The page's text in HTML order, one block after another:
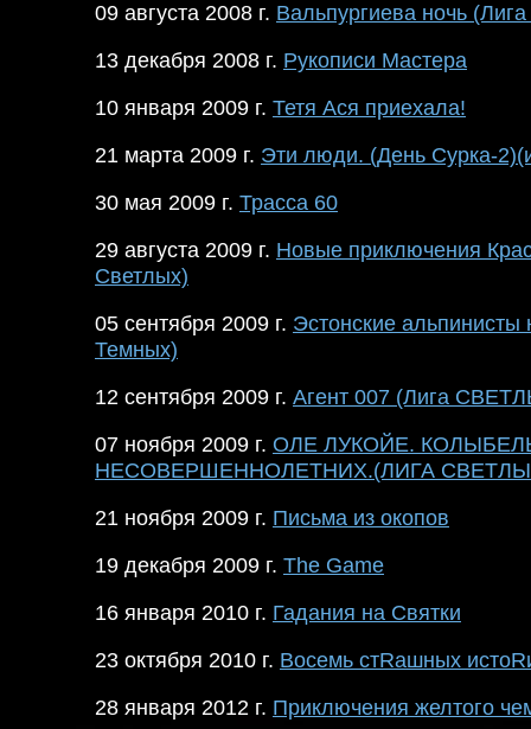
09 августа 2008 г. Вальпургиева ночь
13 декабря 2008 г. Рукописи Мастера
10 января 2009 г. Тетя Ася приехала!
21 марта 2009 г. Эти люди. (День Сурка-
30 мая 2009 г. Трасса 60
29 августа 2009 г. Новые приключения
Светлых)
05 сентября 2009 г. Эстонские альпинисты
Темных)
12 сентября 2009 г. Агент 007 (Лига
07 ноября 2009 г. ОЛЕ ЛУКОЙЕ.
НЕСОВЕРШЕННОЛЕТНИХ.(ЛИГА
21 ноября 2009 г. Письма из окопов
19 декабря 2009 г. The Game
16 января 2010 г. Гадания на Святки
23 октября 2010 г. Восемь стRашных
28 января 2012 г. Приключения желтого